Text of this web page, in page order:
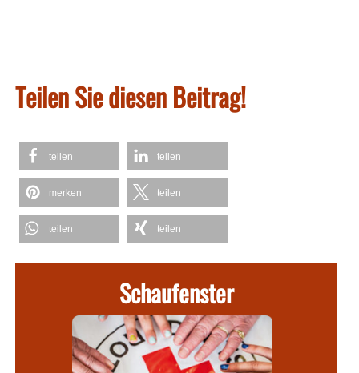
Teilen Sie diesen Beitrag!
teilen teilen
merken teilen
teilen teilen
Schaufenster